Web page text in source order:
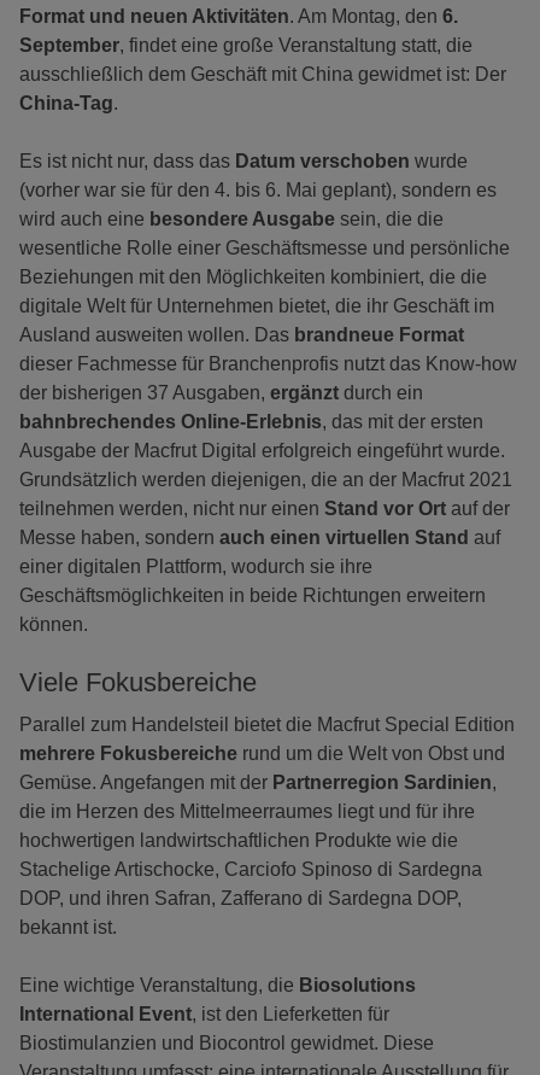
Format und neuen Aktivitäten. Am Montag, den 6.
September, findet eine große Veranstaltung statt, die
ausschließlich dem Geschäft mit China gewidmet ist: Der
China-Tag.
Es ist nicht nur, dass das Datum verschoben wurde
(vorher war sie für den 4. bis 6. Mai geplant), sondern es
wird auch eine besondere Ausgabe sein, die die
wesentliche Rolle einer Geschäftsmesse und persönliche
Beziehungen mit den Möglichkeiten kombiniert, die die
digitale Welt für Unternehmen bietet, die ihr Geschäft im
Ausland ausweiten wollen. Das brandneue Format
dieser Fachmesse für Branchenprofis nutzt das Know-how
der bisherigen 37 Ausgaben, ergänzt durch ein
bahnbrechendes Online-Erlebnis, das mit der ersten
Ausgabe der Macfrut Digital erfolgreich eingeführt wurde.
Grundsätzlich werden diejenigen, die an der Macfrut 2021
teilnehmen werden, nicht nur einen Stand vor Ort auf der
Messe haben, sondern auch einen virtuellen Stand auf
einer digitalen Plattform, wodurch sie ihre
Geschäftsmöglichkeiten in beide Richtungen erweitern
können.
Viele Fokusbereiche
Parallel zum Handelsteil bietet die Macfrut Special Edition
mehrere Fokusbereiche rund um die Welt von Obst und
Gemüse. Angefangen mit der Partnerregion Sardinien,
die im Herzen des Mittelmeerraumes liegt und für ihre
hochwertigen landwirtschaftlichen Produkte wie die
Stachelige Artischocke, Carciofo Spinoso di Sardegna
DOP, und ihren Safran, Zafferano di Sardegna DOP,
bekannt ist.
Eine wichtige Veranstaltung, die Biosolutions
International Event, ist den Lieferketten für
Biostimulanzien und Biocontrol gewidmet. Diese